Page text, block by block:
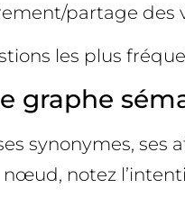
partage des
les plus
graphe
synonymes,
nœud, notez